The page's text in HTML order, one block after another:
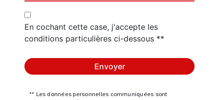
En cochant cette case, j'accepte les
conditions particulières ci-dessous **
Envoyer
** Les données personnelles communiquées sont